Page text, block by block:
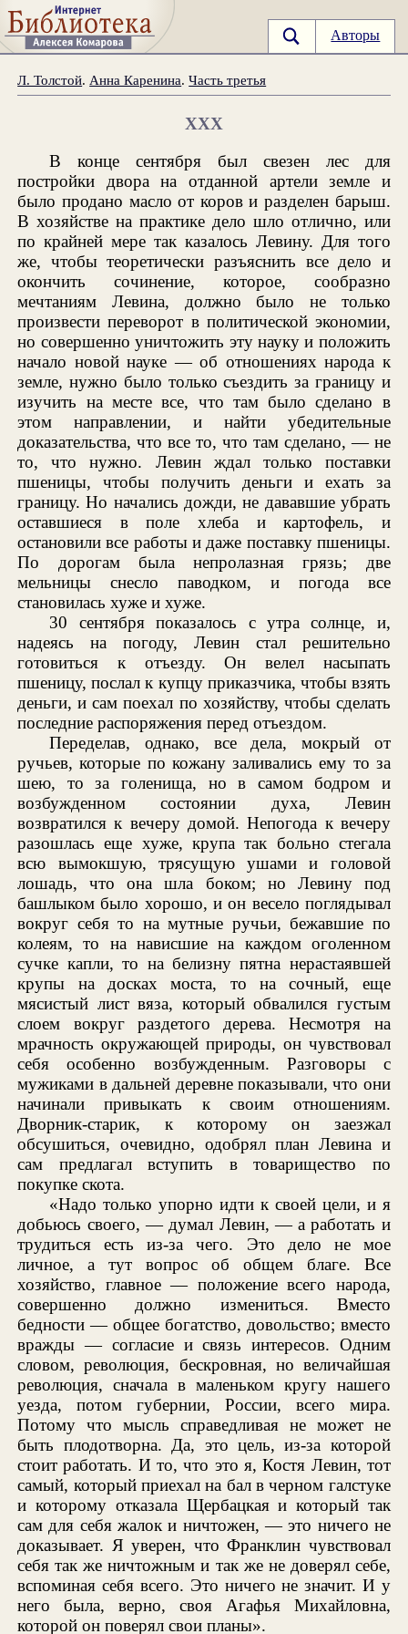
Авторы
Л. Толстой. Анна Каренина.Часть третья
XXX
В конце сентября был свезен лес для
постройки двора на отданной артели земле и
было продано масло от коров и разделен барыш.
В хозяйстве на практике дело шло отлично, или
по крайней мере так казалось Левину. Для того
же, чтобы теоретически разъяснить все дело и
окончить сочинение, которое, сообразно
мечтаниям Левина, должно было не только
произвести переворот в политической экономии,
но совершенно уничтожить эту науку и положить
начало новой науке — об отношениях народа к
земле, нужно было только съездить за границу и
изучить на месте все, что там было сделано в
этом направлении, и найти убедительные
доказательства, что все то, что там сделано, — не
то, что нужно. Левин ждал только поставки
пшеницы, чтобы получить деньги и ехать за
границу. Но начались дожди, не дававшие убрать
оставшиеся в поле хлеба и картофель, и
остановили все работы и даже поставку пшеницы.
По дорогам была непролазная грязь; две
мельницы снесло паводком, и погода все
становилась хуже и хуже.
30 сентября показалось с утра солнце, и,
надеясь на погоду, Левин стал решительно
готовиться к отъезду. Он велел насыпать
пшеницу, послал к купцу приказчика, чтобы взять
деньги, и сам поехал по хозяйству, чтобы сделать
последние распоряжения перед отъездом.
Переделав, однако, все дела, мокрый от
ручьев, которые по кожану заливались ему то за
шею, то за голенища, но в самом бодром и
возбужденном состоянии духа, Левин
возвратился к вечеру домой. Непогода к вечеру
разошлась еще хуже, крупа так больно стегала
всю вымокшую, трясущую ушами и головой
лошадь, что она шла боком; но Левину под
башлыком было хорошо, и он весело поглядывал
вокруг себя то на мутные ручьи, бежавшие по
колеям, то на нависшие на каждом оголенном
сучке капли, то на белизну пятна нерастаявшей
крупы на досках моста, то на сочный, еще
мясистый лист вяза, который обвалился густым
слоем вокруг раздетого дерева. Несмотря на
мрачность окружающей природы, он чувствовал
себя особенно возбужденным. Разговоры с
мужиками в дальней деревне показывали, что они
начинали привыкать к своим отношениям.
Дворник-старик, к которому он заезжал
обсушиться, очевидно, одобрял план Левина и
сам предлагал вступить в товарищество по
покупке скота.
«Надо только упорно идти к своей цели, и я
добьюсь своего, — думал Левин, — а работать и
трудиться есть из-за чего. Это дело не мое
личное, а тут вопрос об общем благе. Все
хозяйство, главное — положение всего народа,
совершенно должно измениться. Вместо
бедности — общее богатство, довольство; вместо
вражды — согласие и связь интересов. Одним
словом, революция, бескровная, но величайшая
революция, сначала в маленьком кругу нашего
уезда, потом губернии, России, всего мира.
Потому что мысль справедливая не может не
быть плодотворна. Да, это цель, из-за которой
стоит работать. И то, что это я, Костя Левин, тот
самый, который приехал на бал в черном галстуке
и которому отказала Щербацкая и который так
сам для себя жалок и ничтожен, — это ничего не
доказывает. Я уверен, что Франклин чувствовал
себя так же ничтожным и так же не доверял себе,
вспоминая себя всего. Это ничего не значит. И у
него была, верно, своя Агафья Михайловна,
которой он поверял свои планы».